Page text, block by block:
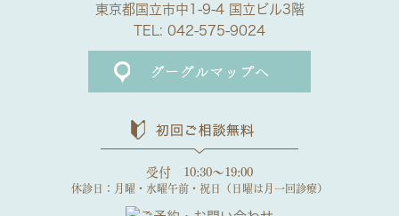
東京都国立市中1-9-4 国立ビル3階
TEL: 042-575-9024
受付 10:30～19:00
休診日：月曜・水曜午前・祝日（日曜は月一回診療）